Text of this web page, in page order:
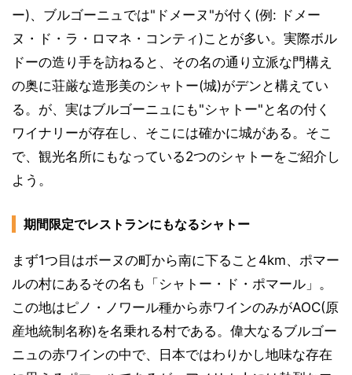
ー)、ブルゴーニュでは"ドメーヌ"が付く(例: ドメー
ヌ・ド・ラ・ロマネ・コンティ)ことが多い。実際ボル
ドーの造り手を訪ねると、その名の通り立派な門構え
の奥に荘厳な造形美のシャトー(城)がデンと構えてい
る。が、実はブルゴーニュにも"シャトー"と名の付く
ワイナリーが存在し、そこには確かに城がある。そこ
で、観光名所にもなっている2つのシャトーをご紹介し
よう。
期間限定でレストランにもなるシャトー
まず1つ目はボーヌの町から南に下ること4km、ポマー
ルの村にあるその名も「シャトー・ド・ポマール」。
この地はピノ・ノワール種から赤ワインのみがAOC(原
産地統制名称)を名乗れる村である。偉大なるブルゴー
ニュの赤ワインの中で、日本ではわりかし地味な存在